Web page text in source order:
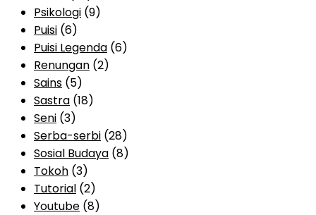
Psikologi (9)
Puisi (6)
Puisi Legenda (6)
Renungan (2)
Sains (5)
Sastra (18)
Seni (3)
Serba-serbi (28)
Sosial Budaya (8)
Tokoh (3)
Tutorial (2)
Youtube (8)